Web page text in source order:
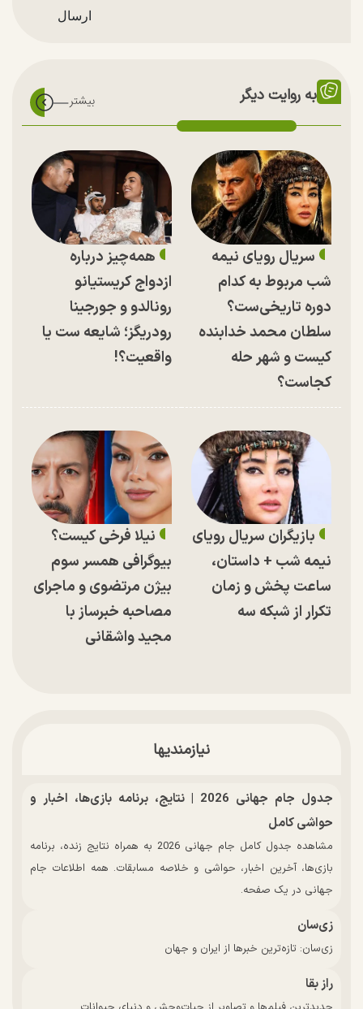
به روایت دیگر
سریال رویای نیمه
شب مربوط به کدام
دوره تاریخی‌ست؟
سلطان محمد خدابنده
کیست و شهر حله
کجاست؟
همه‌چیز درباره
ازدواج کریستیانو
رونالدو و جورجینا
رودریگز؛ شایعه ست یا
واقعیت؟!
بازیگران سریال رویای
نیمه شب + داستان،
ساعت پخش و زمان
تکرار از شبکه سه
نیلا فرخی کیست؟
بیوگرافی همسر سوم
بیژن مرتضوی و ماجرای
مصاحبه خبرساز با
مجید واشقانی
نیازمندیها
جدول جام جهانی 2026 | نتایج، برنامه بازی‌ها، اخبار و
حواشی کامل
مشاهده جدول کامل جام جهانی 2026 به همراه نتایج زنده، برنامه
بازی‌ها، آخرین اخبار، حواشی و خلاصه مسابقات. همه اطلاعات جام
جهانی در یک صفحه.
زی‌سان
زی‌سان: تازه‌ترین خبرها از ایران و جهان
راز بقا